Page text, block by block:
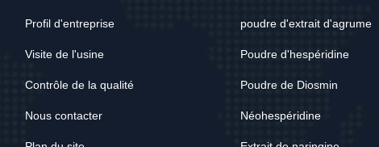
Profil d'entreprise
Visite de l'usine
Contrôle de la qualité
Nous contacter
poudre d'extrait d'agrume
Poudre d'hespéridine
Poudre de Diosmin
Néohespéridine